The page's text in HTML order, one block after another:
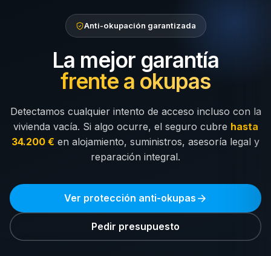
Anti-okupación garantizada
La mejor garantía
frente a okupas
Detectamos cualquier intento de acceso incluso con la
vivienda vacía. Si algo ocurre, el seguro cubre hasta
34.200 € en alojamiento, suministros, asesoría legal y
reparación integral.
Ver protección anti-okupas
Pedir presupuesto